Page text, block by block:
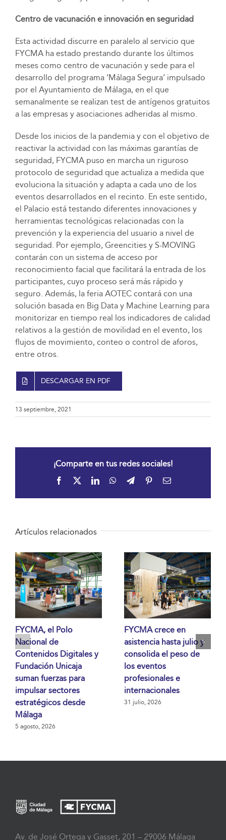
Centro de vacunación e innovación en seguridad
Esta actividad discurre en paralelo al servicio que
FYCMA ha estado prestando durante los últimos
meses como centro de vacunación y sede para el
desarrollo del programa ‘Málaga Segura’ impulsado
por el Ayuntamiento de Málaga, en el que
semanalmente se realizan test de antígenos gratuitos
a las empresas y asociaciones adheridas al mismo.
Desde los inicios de la pandemia y con el objetivo de
reactivar la actividad con las máximas garantías de
seguridad, FYCMA puso en marcha un riguroso
protocolo de seguridad que actualiza a medida que
evoluciona la situación y adapta a cada uno de los
eventos desarrollados en el recinto. En este sentido,
el Palacio está testando diferentes innovaciones y
herramientas tecnológicas relacionadas con la
prevención y la experiencia del usuario a nivel de
seguridad. Por ejemplo, Greencities y S-MOVING
contarán con un sistema de acceso por
reconocimiento facial que facilitará la entrada de los
participantes, cuyo proceso será más rápido y
seguro. Además, la feria AOTEC contará con una
solución basada en Big Data y Machine Learning para
monitorizar en tiempo real los indicadores de calidad
relativos a la gestión de movilidad en el evento, los
flujos de movimiento, conteo o control de aforos,
entre otros.
DESCARGAR EN PDF
13 septiembre, 2021
¡Comparte en tus redes sociales!
Facebook LinkedInWhatsApp
TelegramPinterestCorreo
Artículos relacionados
FYCMA, el Polo
Nacional de
Contenidos Digitales y
Fundación Unicaja
suman fuerzas para
impulsar sectores
estratégicos desde
Málaga
5 agosto, 2026
FYCMA crece en
asistencia hasta julio y
consolida el peso de
los eventos
profesionales e
internacionales
31 julio, 2026
Av. de José Ortega y Gasset, 201 – 29006 Málaga